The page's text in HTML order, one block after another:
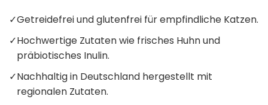
✓Getreidefrei und glutenfrei für empfindliche Katzen.
✓Hochwertige Zutaten wie frisches Huhn und
präbiotisches Inulin.
✓Nachhaltig in Deutschland hergestellt mit
regionalen Zutaten.